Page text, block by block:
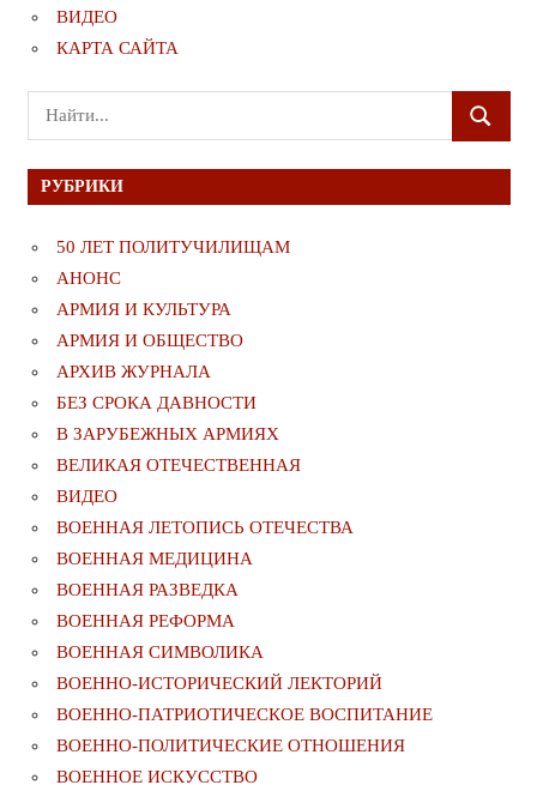
ВИДЕО
КАРТА САЙТА
Поиск
для:
ПОИСК
РУБРИКИ
50 ЛЕТ ПОЛИТУЧИЛИЩАМ
АНОНС
АРМИЯ И КУЛЬТУРА
АРМИЯ И ОБЩЕСТВО
АРХИВ ЖУРНАЛА
БЕЗ СРОКА ДАВНОСТИ
В ЗАРУБЕЖНЫХ АРМИЯХ
ВЕЛИКАЯ ОТЕЧЕСТВЕННАЯ
ВИДЕО
ВОЕННАЯ ЛЕТОПИСЬ ОТЕЧЕСТВА
ВОЕННАЯ МЕДИЦИНА
ВОЕННАЯ РАЗВЕДКА
ВОЕННАЯ РЕФОРМА
ВОЕННАЯ СИМВОЛИКА
ВОЕННО-ИСТОРИЧЕСКИЙ ЛЕКТОРИЙ
ВОЕННО-ПАТРИОТИЧЕСКОЕ ВОСПИТАНИЕ
ВОЕННО-ПОЛИТИЧЕСКИE ОТНОШЕНИЯ
ВОЕННОЕ ИСКУССТВО